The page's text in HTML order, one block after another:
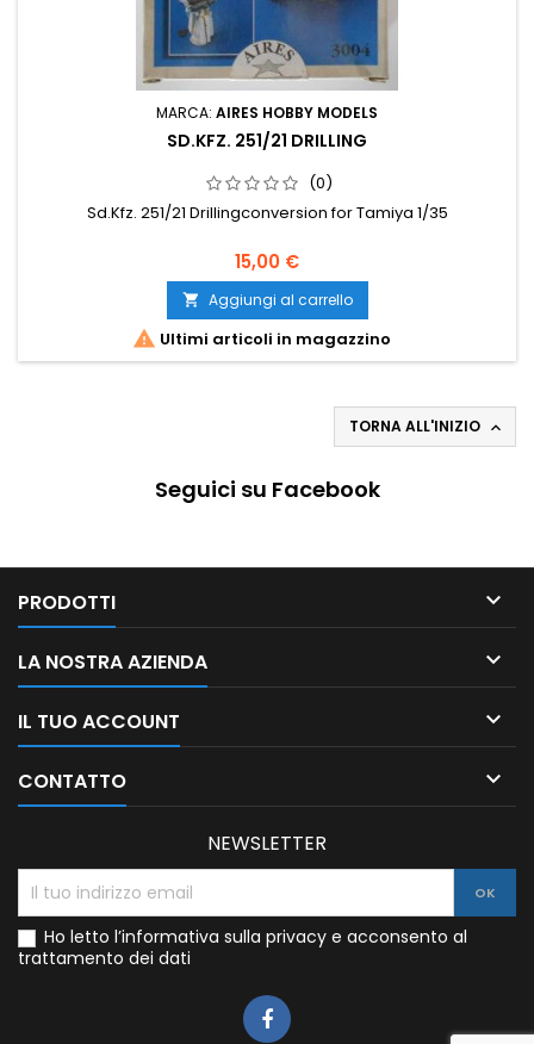
MARCA: AIRES HOBBY MODELS
SD.KFZ. 251/21 DRILLING
(0)
Sd.Kfz. 251/21 Drillingconversion for Tamiya 1/35
15,00 €
 Aggiungi al carrello
 Ultimi articoli in magazzino
TORNA ALL'INIZIO 
Seguici su Facebook
PRODOTTI 
LA NOSTRA AZIENDA 
IL TUO ACCOUNT 
CONTATTO 
NEWSLETTER
Ho letto l’informativa sulla privacy e acconsento al
trattamento dei dati